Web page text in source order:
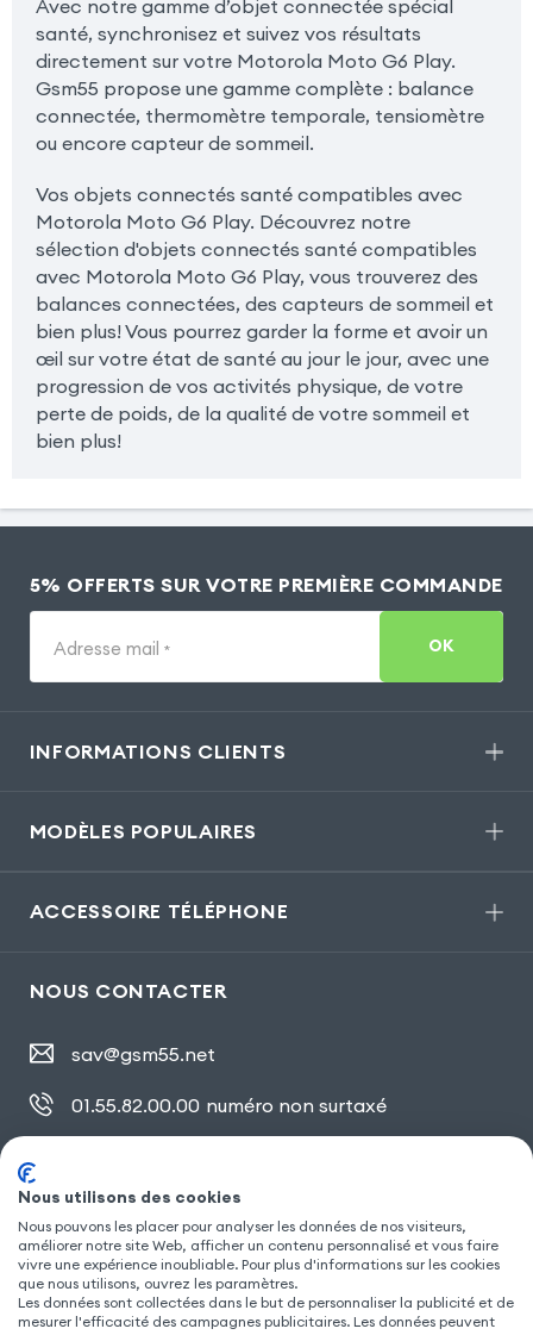
Avec notre gamme d’objet connectée spécial
santé, synchronisez et suivez vos résultats
directement sur votre Motorola Moto G6 Play.
Gsm55 propose une gamme complète : balance
connectée, thermomètre temporale, tensiomètre
ou encore capteur de sommeil.
Vos objets connectés santé compatibles avec
Motorola Moto G6 Play. Découvrez notre
sélection d'objets connectés santé compatibles
avec Motorola Moto G6 Play, vous trouverez des
balances connectées, des capteurs de sommeil et
bien plus! Vous pourrez garder la forme et avoir un
œil sur votre état de santé au jour le jour, avec une
progression de vos activités physique, de votre
perte de poids, de la qualité de votre sommeil et
bien plus!
5% OFFERTS SUR VOTRE PREMIÈRE COMMANDE
Adresse mail * OK
INFORMATIONS CLIENTS
MODÈLES POPULAIRES
ACCESSOIRE TÉLÉPHONE
NOUS CONTACTER
sav@gsm55.net
01.55.82.00.00 numéro non surtaxé
SUIVEZ NOUS
Nous utilisons des cookies
Nous pouvons les placer pour analyser les données de nos visiteurs,
améliorer notre site Web, afficher un contenu personnalisé et vous faire
vivre une expérience inoubliable. Pour plus d'informations sur les cookies
que nous utilisons, ouvrez les paramètres.
Les données sont collectées dans le but de personnaliser la publicité et de
mesurer l'efficacité des campagnes publicitaires. Les données peuvent